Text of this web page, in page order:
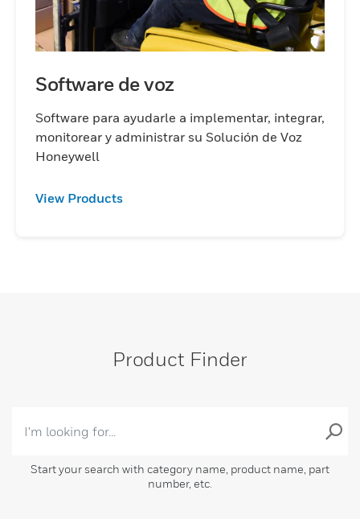
Software de voz
Software para ayudarle a implementar, integrar,
monitorear y administrar su Solución de Voz
Honeywell
View Products
Product Finder
Start your search with category name, product name, part
number, etc.